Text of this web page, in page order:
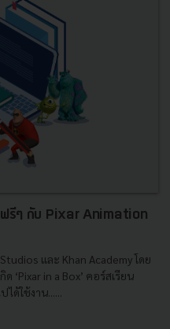
รีๆ กับ Pixar Animation
และ Khan Academy โดย
‘Pixar in a Box’ คอร์สเรียน
ใช้งาน......